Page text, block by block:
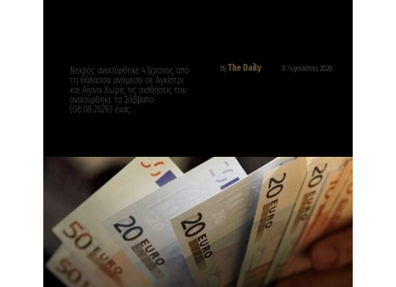
By The Daily 8 Αυγούστου, 2026
Νεκρός ανασύρθηκε 43χρονος από
τη θάλασσα ανάμεσα σε Αγκίστρι
και Αίγινα Χωρίς τις αισθήσεις του
ανασύρθηκε το Σάββατο
(08.08.2026) ένας…